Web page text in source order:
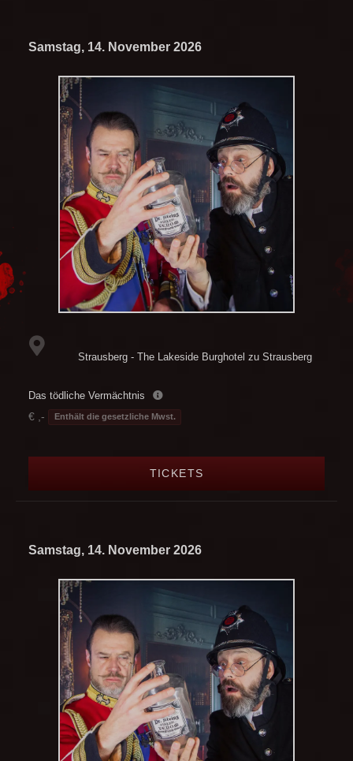
Samstag, 14. November 2026
Strausberg - The Lakeside Burghotel zu Strausberg
Das tödliche Vermächtnis
€ ,- Enthält die gesetzliche Mwst.
TICKETS
Samstag, 14. November 2026